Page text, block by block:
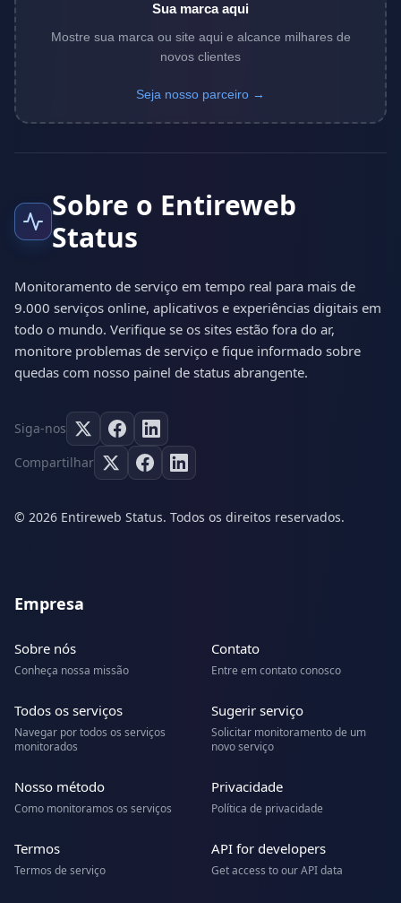
Sua marca aqui
Mostre sua marca ou site aqui e alcance milhares de
novos clientes
Seja nosso parceiro →
Sobre o Entireweb
Status
Monitoramento de serviço em tempo real para mais de
9.000 serviços online, aplicativos e experiências digitais em
todo o mundo. Verifique se os sites estão fora do ar,
monitore problemas de serviço e fique informado sobre
quedas com nosso painel de status abrangente.
Siga-nos
Compartilhar
© 2026 Entireweb Status. Todos os direitos reservados.
Empresa
Sobre nós
Conheça nossa missão
Contato
Entre em contato conosco
Todos os serviços
Navegar por todos os serviços
monitorados
Sugerir serviço
Solicitar monitoramento de um
novo serviço
Nosso método
Como monitoramos os serviços
Privacidade
Política de privacidade
Termos
Termos de serviço
API for developers
Get access to our API data